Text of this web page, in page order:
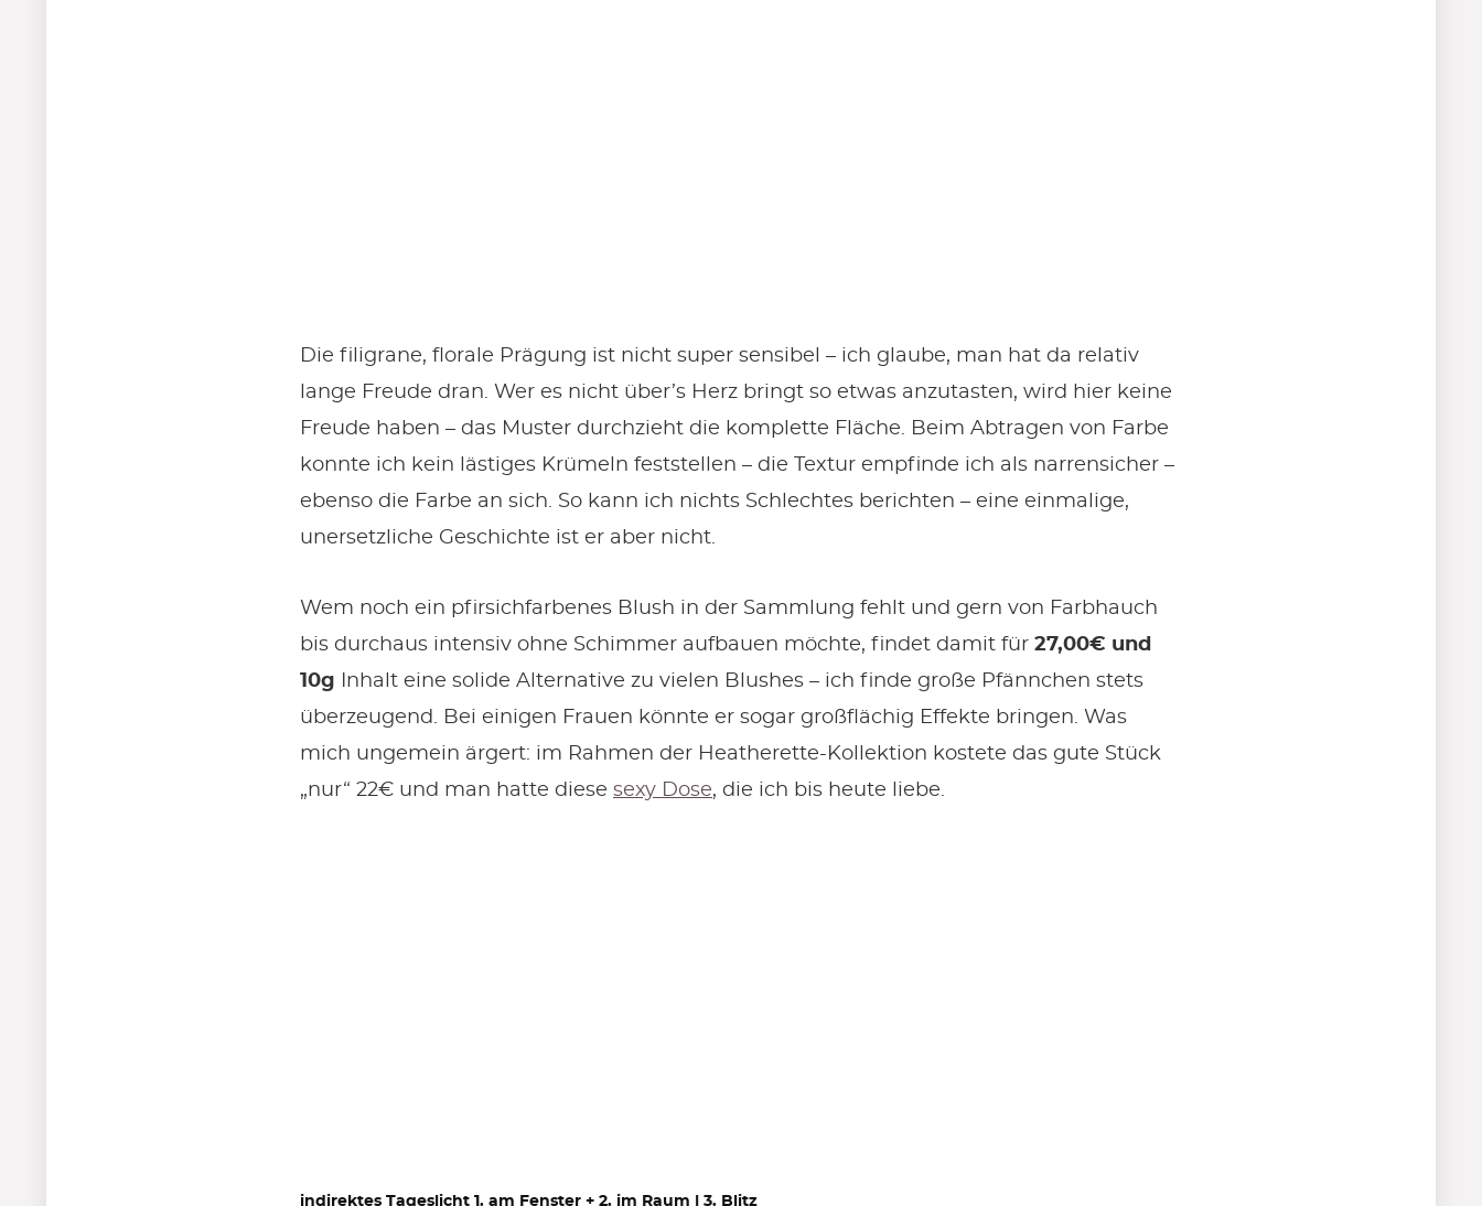
Die filigrane, florale Prägung ist nicht super sensibel – ich glaube, man hat da relativ
lange Freude dran. Wer es nicht über’s Herz bringt so etwas anzutasten, wird hier keine
Freude haben – das Muster durchzieht die komplette Fläche. Beim Abtragen von Farbe
konnte ich kein lästiges Krümeln feststellen – die Textur empfinde ich als narrensicher –
ebenso die Farbe an sich. So kann ich nichts Schlechtes berichten – eine einmalige,
unersetzliche Geschichte ist er aber nicht.
Wem noch ein pfirsichfarbenes Blush in der Sammlung fehlt und gern von Farbhauch
bis durchaus intensiv ohne Schimmer aufbauen möchte, findet damit für 27,00€ und
10g Inhalt eine solide Alternative zu vielen Blushes – ich finde große Pfännchen stets
überzeugend. Bei einigen Frauen könnte er sogar großflächig Effekte bringen. Was
mich ungemein ärgert: im Rahmen der Heatherette-Kollektion kostete das gute Stück
„nur“ 22€ und man hatte diese sexy Dose, die ich bis heute liebe.
indirektes Tageslicht 1. am Fenster + 2. im Raum | 3. Blitz